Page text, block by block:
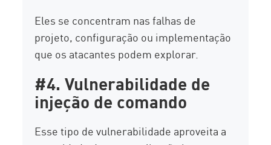
Eles se concentram nas falhas de
projeto, configuração ou implementação
que os atacantes podem explorar.
#4. Vulnerabilidade de
injeção de comando
Esse tipo de vulnerabilidade aproveita a